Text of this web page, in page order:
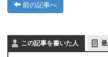
前の記事へ
この記事を書いた人